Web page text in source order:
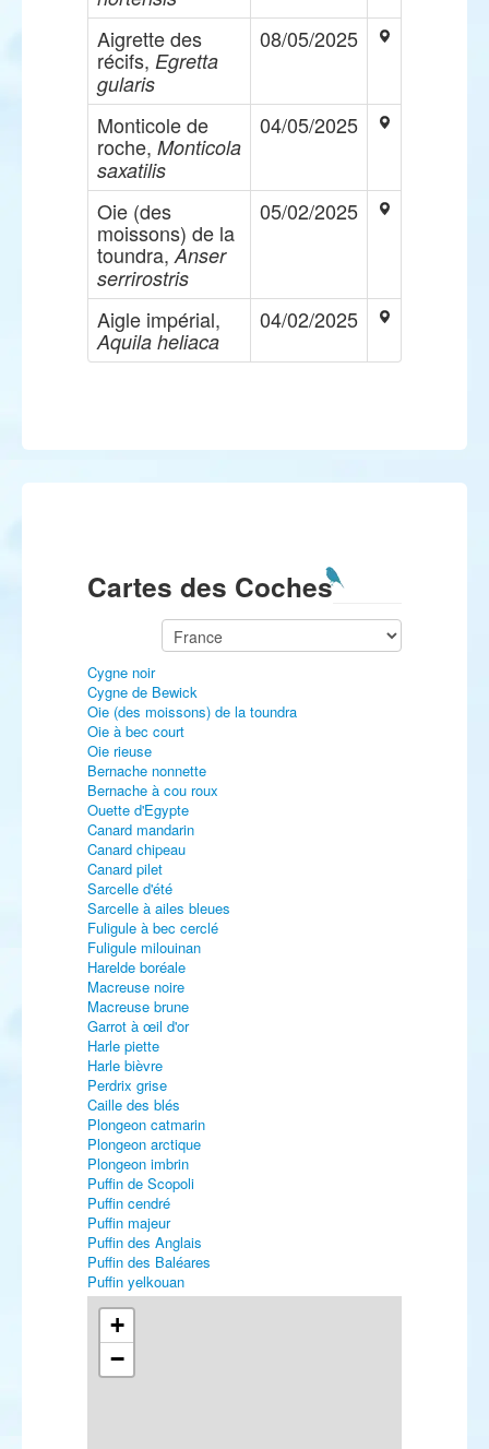
Aigrette des
récifs, Egretta
gularis
08/05/2025
Monticole de
roche, Monticola
saxatilis
04/05/2025
Oie (des
moissons) de la
toundra, Anser
serrirostris
05/02/2025
Aigle impérial,
Aquila heliaca
04/02/2025
Cartes des Coches
Cygne noir
Cygne de Bewick
Oie (des moissons) de la toundra
Oie à bec court
Oie rieuse
Bernache nonnette
Bernache à cou roux
Ouette d'Egypte
Canard mandarin
Canard chipeau
Canard pilet
Sarcelle d'été
Sarcelle à ailes bleues
Fuligule à bec cerclé
Fuligule milouinan
Harelde boréale
Macreuse noire
Macreuse brune
Garrot à œil d'or
Harle piette
Harle bièvre
Perdrix grise
Caille des blés
Plongeon catmarin
Plongeon arctique
Plongeon imbrin
Puffin de Scopoli
Puffin cendré
Puffin majeur
Puffin des Anglais
Puffin des Baléares
Puffin yelkouan
Océanite tempête
Océanite culblanc
Butor étoilé
Aigrette des récifs
Cigogne noire
+
−